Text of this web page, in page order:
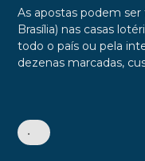
As apostas podem ser
Brasília) nas casas
todo o país ou pela
dezenas marcadas,
•